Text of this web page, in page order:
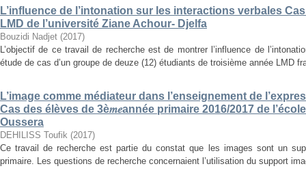
L’influence de l’intonation sur les interactions verbales
LMD de l’université Ziane Achour- Djelfa
Bouzidi Nadjet (2017)
L’objectif de ce travail de recherche est de montrer l’influence de
étude de cas d’un groupe de deuze (12) étudiants de troisième année LMD
L’image comme médiateur dans l’enseignement de
Cas des élèves de 3è𝑚𝑒année primaire 2016/2017 de
Oussera
DEHILISS Toufik (2017)
Ce travail de recherche est partie du constat que les images sont un
primaire. Les questions de recherche concernaient l’utilisation du support